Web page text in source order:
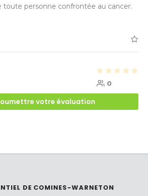
toute personne confrontée au cancer.
0
votre évaluation
DE COMINES-WARNETON